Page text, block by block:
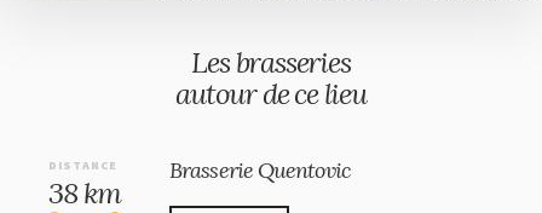
Les brasseries
autour de ce lieu
DISTANCE
38 km
Brasserie Quentovic